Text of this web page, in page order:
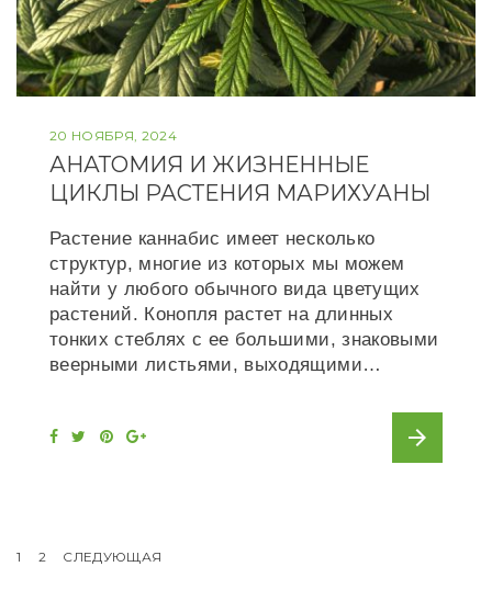
20 НОЯБРЯ, 2024
АНАТОМИЯ И ЖИЗНЕННЫЕ
ЦИКЛЫ РАСТЕНИЯ МАРИХУАНЫ
Растение каннабис имеет несколько
структур, многие из которых мы можем
найти у любого обычного вида цветущих
растений. Конопля растет на длинных
тонких стеблях с ее большими, знаковыми
веерными листьями, выходящими…
F
P
t
G
arrow_forward
Пагинация
1 2 СЛЕДУЮЩАЯ